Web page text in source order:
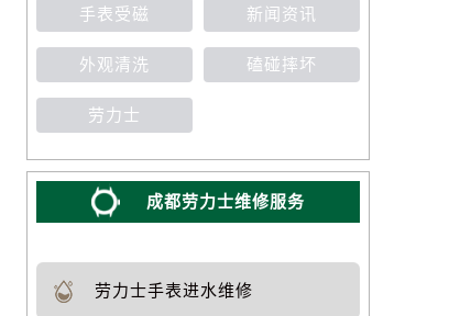
手表受磁 新闻资讯
外观清洗 磕碰摔坏
劳力士
成都劳力士维修服务
劳力士手表进水维修